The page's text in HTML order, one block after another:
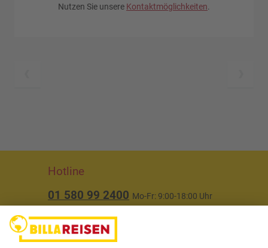
Nutzen Sie unsere Kontaktmöglichkeiten.
Hotline
01 580 99 2400 Mo-Fr: 9:00-18:00 Uhr